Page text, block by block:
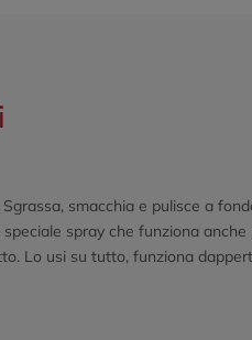
smacchia e pulisce a
spray che funziona
Lo usi su tutto, funziona